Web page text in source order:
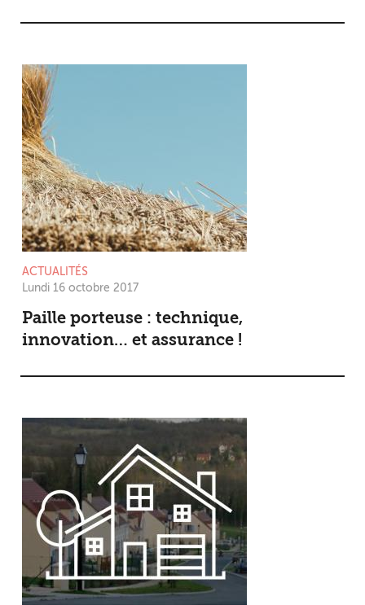
ACTUALITÉS
Lundi 16 octobre 2017
Paille porteuse : technique,
innovation… et assurance !